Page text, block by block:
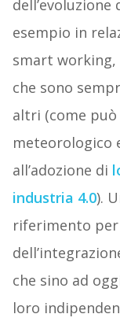
dell’evoluzione
esempio in
smart working,
che sono
altri (come
meteorologico
all’adozione di
industria 4.0).
riferimento per
che sino ad
loro